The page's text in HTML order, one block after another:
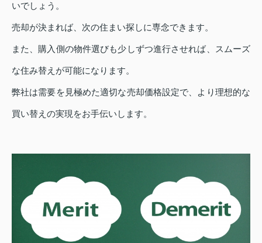
いでしょう。
売却が決まれば、次の住まい探しに専念できます。
また、購入側の物件選びも少しずつ進行させれば、スムーズ
な住み替えが可能になります。
弊社は需要を見極めた適切な売却価格設定で、より理想的な
買い替えの実現をお手伝いします。